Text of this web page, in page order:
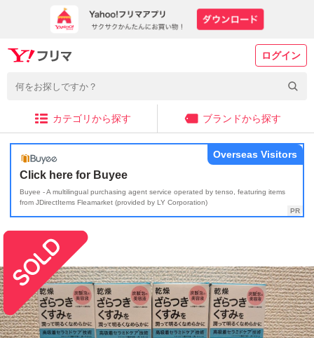
ログイン
カテゴリから探す ブランドから探す
Click here for Buyee
Buyee - A multilingual purchasing agent service operated by tenso, featuring items
from JDirectItems Fleamarket (provided by LY Corporation)
Overseas Visitors